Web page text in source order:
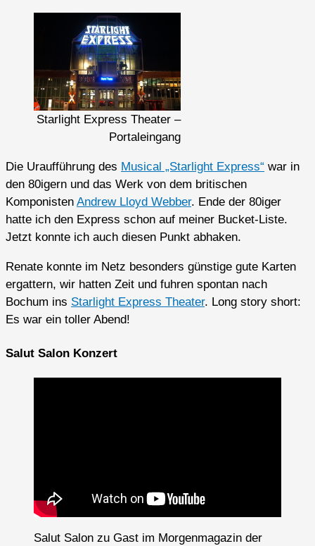
Starlight Express Theater –
Portaleingang
Die Uraufführung des Musical „Starlight Express“ war in
den 80igern und das Werk von dem britischen
Komponisten Andrew Lloyd Webber. Ende der 80iger
hatte ich den Express schon auf meiner Bucket-Liste.
Jetzt konnte ich auch diesen Punkt abhaken.
Renate konnte im Netz besonders günstige gute Karten
ergattern, wir hatten Zeit und fuhren spontan nach
Bochum ins Starlight Express Theater. Long story short:
Es war ein toller Abend!
Salut Salon Konzert
Salut Salon zu Gast im Morgenmagazin der